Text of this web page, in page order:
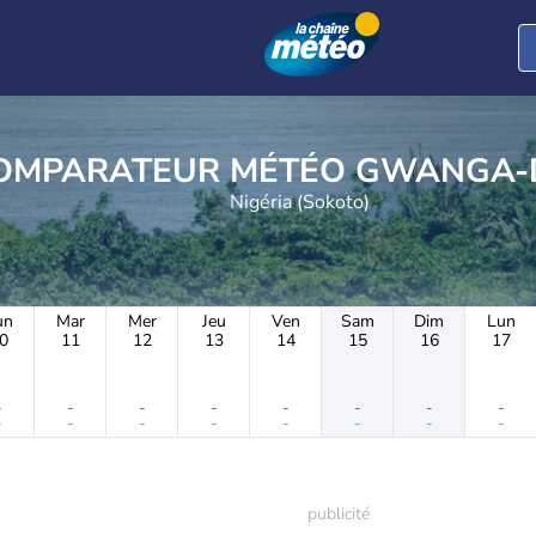
COMPARATEUR MÉTÉO
Nigéria (Sokoto)
Mar
11
-
-
Mer
12
-
-
Jeu
13
-
-
Ven
14
-
-
Sam
15
-
-
Dim
16
-
-
Lun
17
-
-